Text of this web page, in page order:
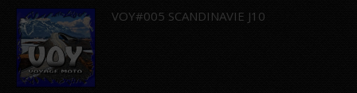
VOY#005 SCANDINAVIE J10